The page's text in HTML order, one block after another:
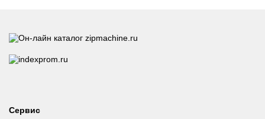
Сервис